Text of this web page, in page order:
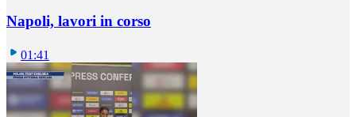
Napoli, lavori in corso
01:41